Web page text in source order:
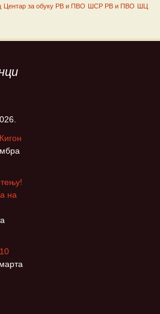
Центар за обуку РВ и ПВО ШСР РВ и ПВО ШЦ
на